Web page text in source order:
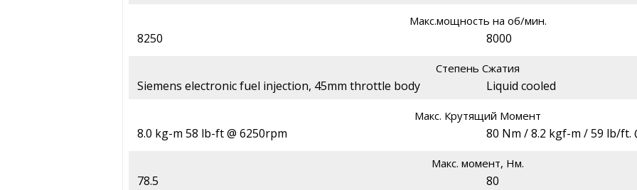
Макс.мощность на об/мин.
8250 8000
Степень Сжатия
Siemens electronic fuel injection, 45mm throttle body Liquid cooled
Макс. Крутящий Момент
8.0 kg-m 58 lb-ft @ 6250rpm 80 Nm / 8.2 kgf-m / 59 lb/ft.
Макс. момент, Нм.
78.5 80